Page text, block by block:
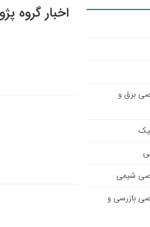
اخبار گروه
برق و
شیمی
بازرسی و